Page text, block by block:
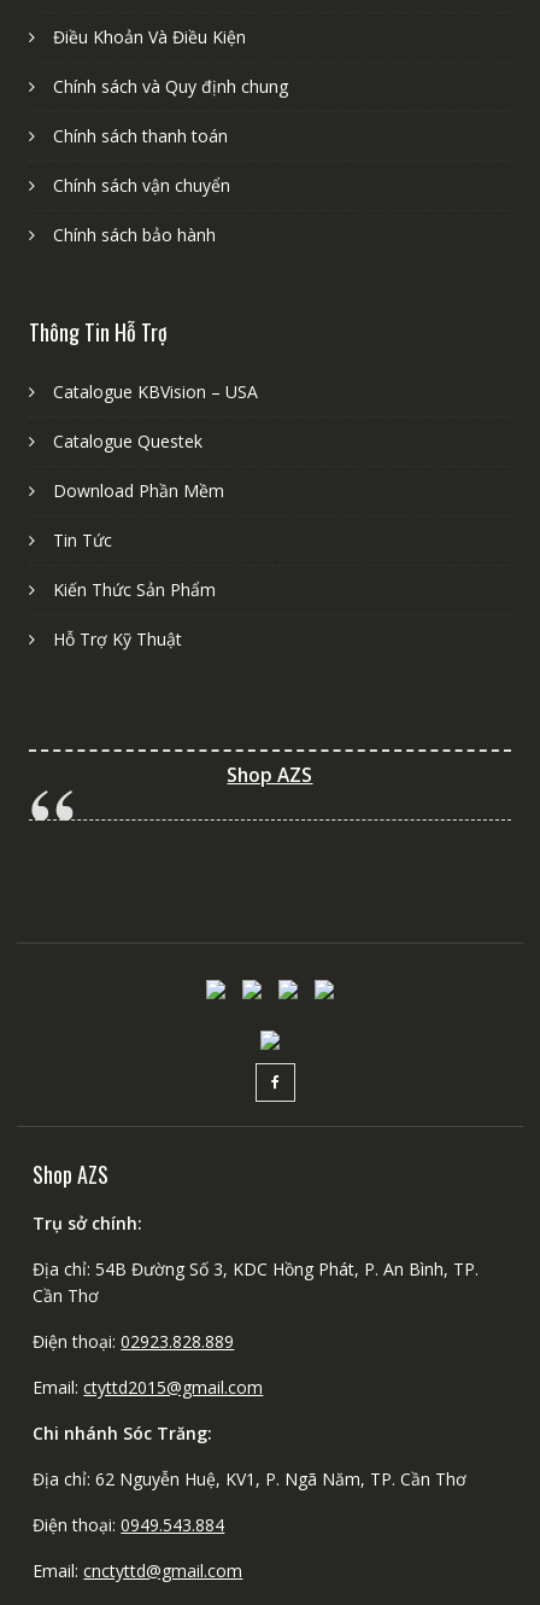
Điều Khoản Và Điều Kiện
Chính sách và Quy định chung
Chính sách thanh toán
Chính sách vận chuyển
Chính sách bảo hành
Thông Tin Hỗ Trợ
Catalogue KBVision – USA
Catalogue Questek
Download Phần Mềm
Tin Tức
Kiến Thức Sản Phẩm
Hỗ Trợ Kỹ Thuật
Shop AZS
Shop AZS
Trụ sở chính:
Địa chỉ: 54B Đường Số 3, KDC Hồng Phát, P. An Bình, TP.
Cần Thơ
Điện thoại:02923.828.889
Email:ctyttd2015@gmail.com
Chi nhánh Sóc Trăng:
Địa chỉ: 62 Nguyễn Huệ, KV1, P. Ngã Năm, TP. Cần Thơ
Điện thoại:0949.543.884
Email:cnctyttd@gmail.com